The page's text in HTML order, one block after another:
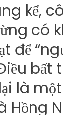
kể,
có
để
bất
là
Hồng